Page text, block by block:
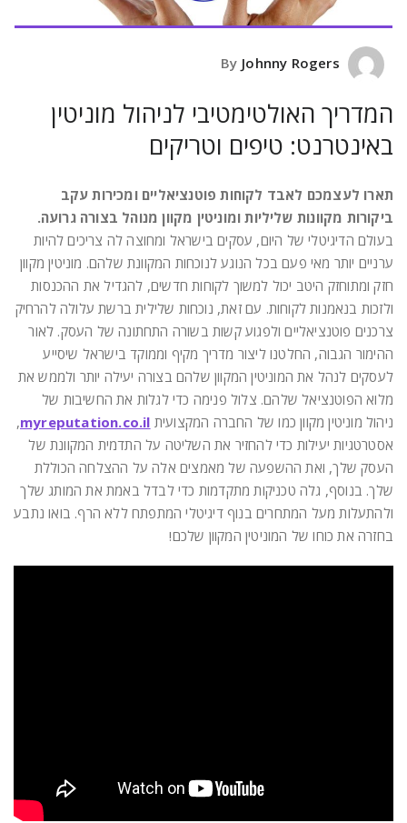
Johnny Rogers
המדריך האולטימטיבי לניהול מוניטין
באינטרנט: טיפים וטריקים
תארו לעצמכם לאבד לקוחות פוטנציאליים ומכירות עקב
ביקורות מקוונות שליליות ומוניטין מקוון מנוהל בצורה גרועה.
בעולם הדיגיטלי של היום, עסקים בישראל ומחוצה לה צריכים להיות
ערניים יותר מאי פעם בכל הנוגע לנוכחות המקוונת שלהם. מוניטין מקוון
חזק ומתוחזק היטב יכול למשוך לקוחות חדשים, להגדיל את ההכנסות
ולזכות בנאמנות לקוחות. עם זאת, נוכחות שלילית ברשת עלולה להרחיק
צרכנים פוטנציאליים ולפגוע קשות בשורה התחתונה של העסק. לאור
ההימור הגבוה, החלטנו ליצור מדריך מקיף וממוקד בישראל שיסייע
לעסקים לנהל את המוניטין המקוון שלהם בצורה יעילה יותר ולממש את
מלוא הפוטנציאל שלהם. צלול פנימה כדי לגלות את החשיבות של
ניהול מוניטין מקוון כמו של החברה המקצועית myreputation.co.il
,
אסטרטגיות יעילות כדי להחזיר את השליטה על התדמית המקוונת של
העסק שלך, ואת ההשפעה של מאמצים אלה על ההצלחה הכוללת
שלך. בנוסף, גלה טכניקות מתקדמות כדי לבדל באמת את המותג שלך
ולהתעלות מעל המתחרים בנוף דיגיטלי המתפתח ללא הרף. בואו נתבע
בחזרה את כוחו של המוניטין המקוון שלכם!